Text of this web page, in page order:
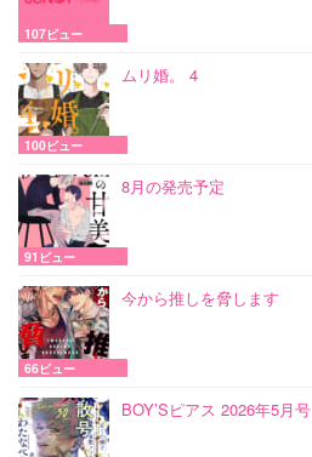
107ビュー
ムリ婚。 4
100ビュー
8月の発売予定
91ビュー
今から推しを脅します
66ビュー
BOY’Sピアス 2026年5月号